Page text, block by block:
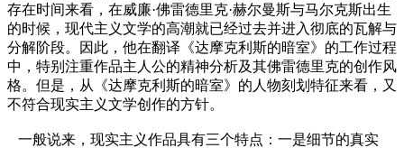
存在时间来看，在威廉·佛雷德里克·赫尔曼斯与马尔克斯出生
的时候，现代主义文学的高潮就已经过去并进入彻底的瓦解与
分解阶段。因此，他在翻译《达摩克利斯的暗室》的工作过程
中，特别注重作品主人公的精神分析及其佛雷德里克的创作风
格。但是，从《达摩克利斯的暗室》的人物刻划特征来看，又
不符合现实主义文学创作的方针。
一般说来，现实主义作品具有三个特点：一是细节的真实